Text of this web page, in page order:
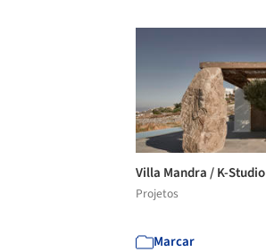
Villa Mandra / K-Studio
Projetos
Marcar